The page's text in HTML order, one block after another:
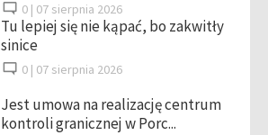
0 | 07 sierpnia 2026
Tu lepiej się nie kąpać, bo zakwitły
sinice
0 | 07 sierpnia 2026
Jest umowa na realizację centrum
kontroli granicznej w Porc...